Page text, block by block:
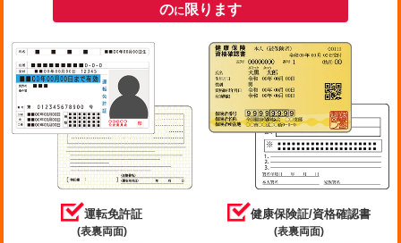
のに 限ります
運転免許証
(表裏両面)
健康保険証/資格確認書
(表裏両面)